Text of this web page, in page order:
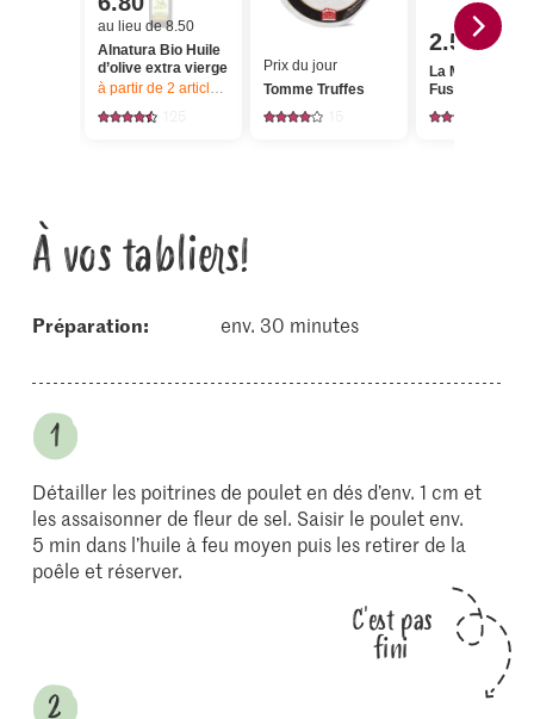
au lieu de 8.50
Alnatura Bio Huile
d’olive extra vierge
à partir de 2 articles, Offre valable du 6.8 au 12.8.2026, jusqu’à
Prix du jour
Tomme Truffes
2.50
La Molisana
Fusillis
À vos tabliers!
Préparation: env. 30 minutes
Détailler les poitrines de poulet en dés d’env. 1 cm et
les assaisonner de fleur de sel. Saisir le poulet env.
5 min dans l’huile à feu moyen puis les retirer de la
poêle et réserver.
C'est pas
fini